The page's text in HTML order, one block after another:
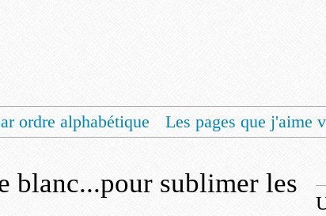
ordre alphabétique Les pages que j'aime
blanc...pour sublimer les